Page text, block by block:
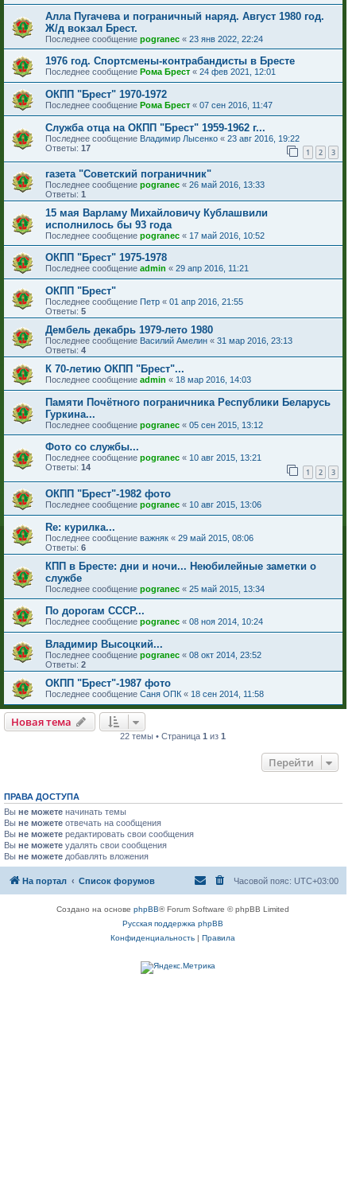
Алла Пугачева и пограничный наряд. Август 1980 год.
Ж/д вокзал Брест.
Последнее сообщение pogranec « 23 янв 2022, 22:24
1976 год. Спортсмены-контрабандисты в Бресте
Последнее сообщение Рома Брест « 24 фев 2021, 12:01
ОКПП "Брест" 1970-1972
Последнее сообщение Рома Брест « 07 сен 2016, 11:47
Служба отца на ОКПП "Брест" 1959-1962 г...
Последнее сообщение Владимир Лысенко « 23 авг 2016, 19:22
Ответы: 17 1 2 3
газета "Советский пограничник"
Последнее сообщение pogranec « 26 май 2016, 13:33
Ответы: 1
15 мая Варламу Михайловичу Кублашвили
исполнилось бы 93 года
Последнее сообщение pogranec « 17 май 2016, 10:52
ОКПП "Брест" 1975-1978
Последнее сообщение admin « 29 апр 2016, 11:21
ОКПП "Брест"
Последнее сообщение Петр « 01 апр 2016, 21:55
Ответы: 5
Дембель декабрь 1979-лето 1980
Последнее сообщение Василий Амелин « 31 мар 2016, 23:13
Ответы: 4
К 70-летию ОКПП "Брест"...
Последнее сообщение admin « 18 мар 2016, 14:03
Памяти Почётного пограничника Республики Беларусь
Гуркина...
Последнее сообщение pogranec « 05 сен 2015, 13:12
Фото со службы...
Последнее сообщение pogranec « 10 авг 2015, 13:21
Ответы: 14 1 2 3
ОКПП "Брест"-1982 фото
Последнее сообщение pogranec « 10 авг 2015, 13:06
Re: курилка...
Последнее сообщение важняк « 29 май 2015, 08:06
Ответы: 6
КПП в Бресте: дни и ночи... Неюбилейные заметки о
службе
Последнее сообщение pogranec « 25 май 2015, 13:34
По дорогам СССР...
Последнее сообщение pogranec « 08 ноя 2014, 10:24
Владимир Высоцкий...
Последнее сообщение pogranec « 08 окт 2014, 23:52
Ответы: 2
ОКПП "Брест"-1987 фото
Последнее сообщение Саня ОПК « 18 сен 2014, 11:58
Новая тема
22 темы • Страница1 из1
Перейти
ПРАВА ДОСТУПА
Вы не можете начинать темы
Вы не можете отвечать на сообщения
Вы не можете редактировать свои сообщения
Вы не можете удалять свои сообщения
Вы не можете добавлять вложения
На портал Список форумов Часовой пояс: UTC+03:00
Создано на основеphpBB® Forum Software © phpBB Limited
Русская поддержка phpBB
Конфиденциальность |Правила